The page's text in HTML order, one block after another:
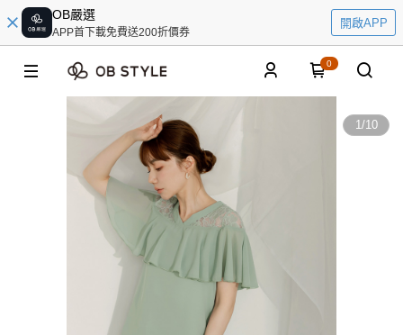
OB嚴選
APP首下載免費送200折價券
開啟APP
0
1/10